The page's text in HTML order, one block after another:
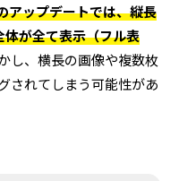
ップデートでは、縦長
が全て表示（フル表
し、横長の画像や複数枚
されてしまう可能性があ